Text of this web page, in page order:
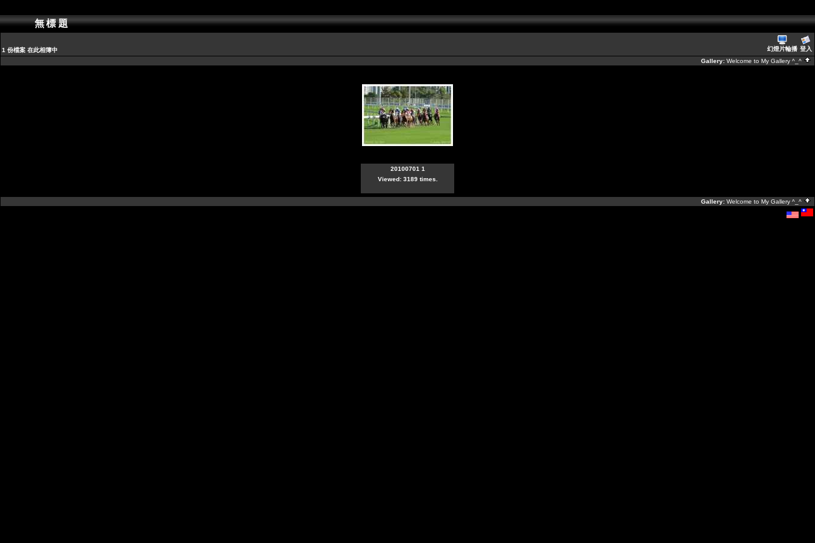
無標題
1 份檔案 在此相簿中 幻燈片輪播 登入
Gallery: Welcome to My Gallery ^_^
20100701 1
Viewed: 3189 times.
Gallery: Welcome to My Gallery ^_^